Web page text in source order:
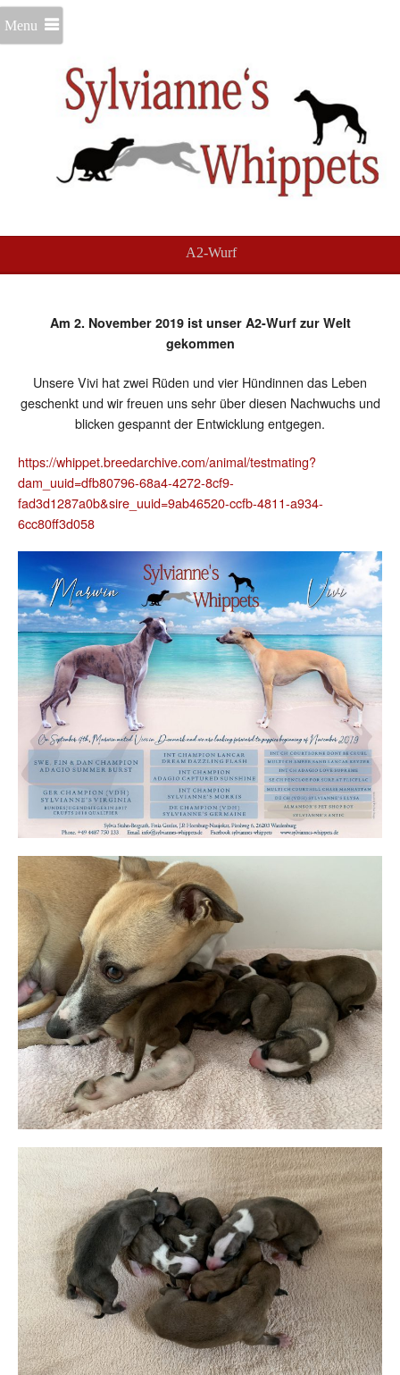
Menu
A2-Wurf
Am 2. November 2019 ist unser A2-Wurf zur Welt
gekommen
Unsere Vivi hat zwei Rüden und vier Hündinnen das Leben
geschenkt und wir freuen uns sehr über diesen Nachwuchs und
blicken gespannt der Entwicklung entgegen.
https://whippet.breedarchive.com/animal/testmating?
dam_uuid=dfb80796-68a4-4272-8cf9-
fad3d1287a0b&sire_uuid=9ab46520-ccfb-4811-a934-
6cc80ff3d058